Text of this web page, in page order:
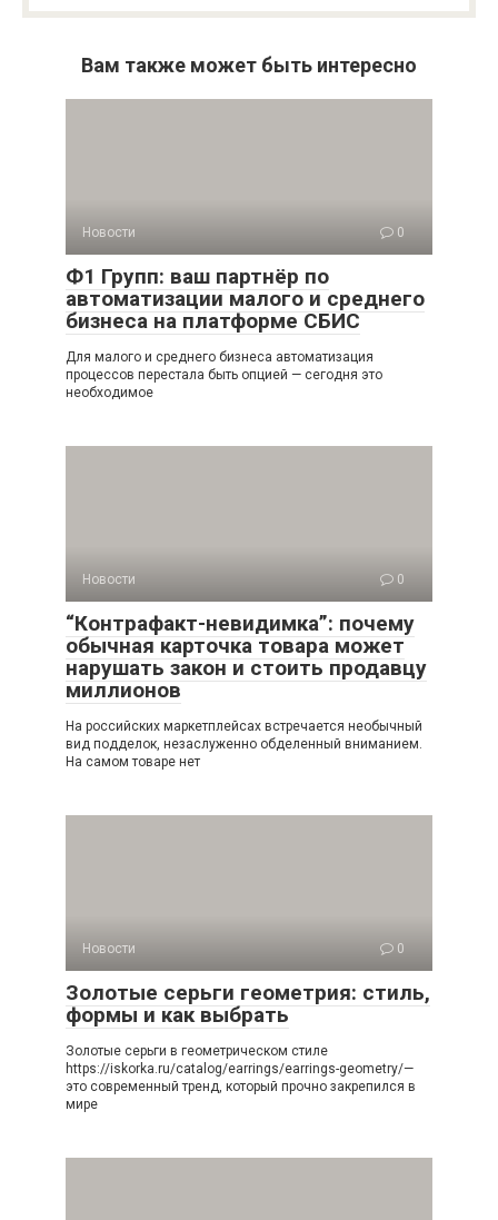
Вам также может быть интересно
Новости 0
Ф1 Групп: ваш партнёр по
автоматизации малого и среднего
бизнеса на платформе СБИС
Для малого и среднего бизнеса автоматизация
процессов перестала быть опцией — сегодня это
необходимое
Новости 0
“Контрафакт-невидимка”: почему
обычная карточка товара может
нарушать закон и стоить продавцу
миллионов
На российских маркетплейсах встречается необычный
вид подделок, незаслуженно обделенный вниманием.
На самом товаре нет
Новости 0
Золотые серьги геометрия: стиль,
формы и как выбрать
Золотые серьги в геометрическом стиле
https://iskorka.ru/catalog/earrings/earrings-geometry/—
это современный тренд, который прочно закрепился в
мире